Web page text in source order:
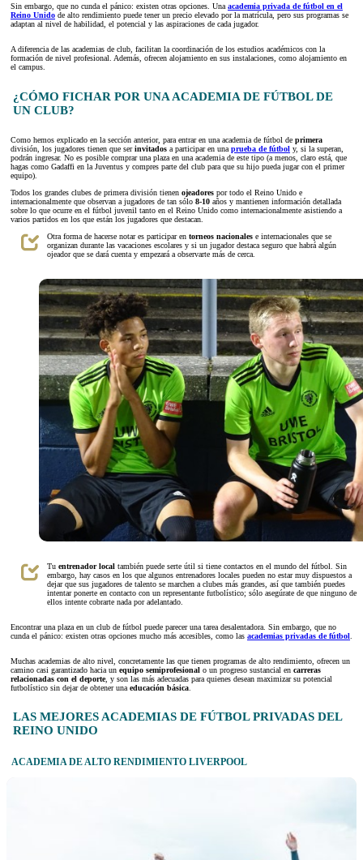
Sin embargo, que no cunda el pánico: existen otras opciones. Unaacademia privada de fútbol en el
Reino Unido de alto rendimiento puede tener un precio elevado por la matrícula, pero sus programas se
adaptan al nivel de habilidad, el potencial y las aspiraciones de cada jugador.
A diferencia de las academias de club, facilitan la coordinación de los estudios académicos con la
formación de nivel profesional. Además, ofrecen alojamiento en sus instalaciones, como alojamiento en
el campus.
¿CÓMO FICHAR POR UNA ACADEMIA DE FÚTBOL DE
UN CLUB?
Como hemos explicado en la sección anterior, para entrar en una academia de fútbol de primera
división, los jugadores tienen que serinvitados a participar en una prueba de fútbol y, si la superan,
podrán ingresar. No es posible comprar una plaza en una academia de este tipo (a menos, claro está, que
hagas como Gadaffi en la Juventus y compres parte del club para que su hijo pueda jugar con el primer
equipo).
Todos los grandes clubes de primera división tienen ojeadores por todo el Reino Unido e
internacionalmente que observan a jugadores de tan sólo 8-10 años y mantienen información detallada
sobre lo que ocurre en el fútbol juvenil tanto en el Reino Unido como internacionalmente asistiendo a
varios partidos en los que están los jugadores que destacan.
Otra forma de hacerse notar es participar en torneos nacionales e internacionales que se
organizan durante las vacaciones escolares y si un jugador destaca seguro que habrá algún
ojeador que se dará cuenta y empezará a observarte más de cerca.
Tu entrenador local también puede serte útil si tiene contactos en el mundo del fútbol. Sin
embargo, hay casos en los que algunos entrenadores locales pueden no estar muy dispuestos a
dejar que sus jugadores de talento se marchen a clubes más grandes, así que también puedes
intentar ponerte en contacto con un representante futbolístico; sólo asegúrate de que ninguno de
ellos intente cobrarte nada por adelantado.
Encontrar una plaza en un club de fútbol puede parecer una tarea desalentadora. Sin embargo, que no
cunda el pánico: existen otras opciones mucho más accesibles, como las academias privadas de fútbol
Muchas academias de alto nivel, concretamente las que tienen programas de alto rendimiento, ofrecen un
camino casi garantizado hacia un equipo semiprofesional o un progreso sustancial en carreras
relacionadas con el deporte, y son las más adecuadas para quienes desean maximizar su potencial
futbolístico sin dejar de obtener una educación básica
LAS MEJORES ACADEMIAS DE FÚTBOL PRIVADAS DEL
REINO UNIDO
ACADEMIA DE ALTO RENDIMIENTO LIVERPOOL